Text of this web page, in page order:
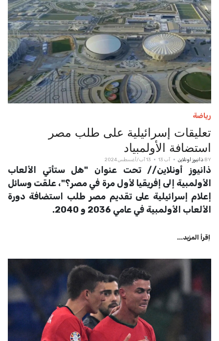
رياضة
تعليقات إسرائيلية على طلب مصر
استضافة الأولمبياد
BY ذانيوز اونلاين آب 13 13 آب/أغسطس 2024
ذانيوز أونلاين// تحت عنوان "هل ستأتي الألعاب
الأولمبية إلى إفريقيا لأول مرة في مصر؟"، علقت وسائل
إعلام إسرائيلية على تقديم مصر طلب استضافة دورة
الألعاب الأولمبية في عامي 2036 و 2040.
اِقرأ المزيد...